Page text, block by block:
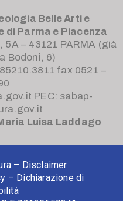
Belle Arti e
di Parma e Piacenza
– 43121 PARMA (già
Bodoni, 6)
fax 0521 –
PEC: sabap-
Luisa Laddago
– Disclaimer
– Dichiarazione di